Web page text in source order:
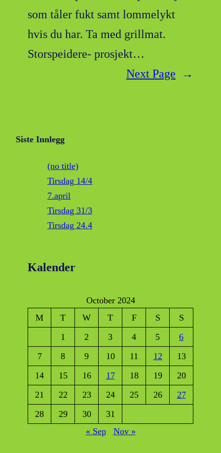
som tåler fukt samt lommelykt
hvis du har. Ta med grillmat.
Storspeidere- prosjekt…
Next Page
→
Siste Innlegg
(no title)
Tirsdag 14/4
7.april
Tirsdag 31/3
Tirsdag 24.4
Kalender
October 2024
M
T W T F S
S
1
2 3 4 5
6
7
8 9 10 11 12
13
14
15 16 17 18 19
20
21
22 23 24 25 26
27
28
29 30
31
« Sep
Nov »